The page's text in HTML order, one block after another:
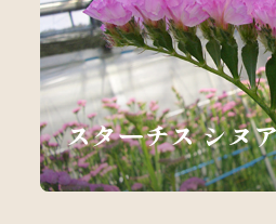
スターチス シヌ